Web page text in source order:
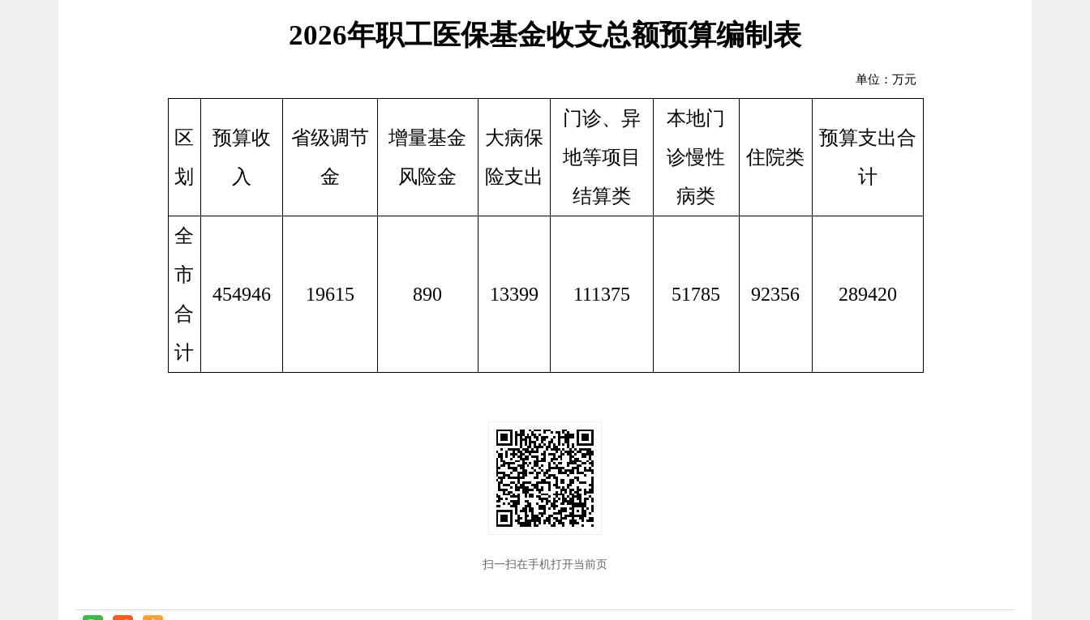
2026年职工医保基金收支总额预算编制表
单位：万元
区
划
预算收
入
省级调节
金
增量基金
风险金
大病保
险支出
门诊、异
地等项目
结算类
本地门
诊慢性
病类
住院类
预算支出合
计
全
市
合
计
454946 19615 890 13399 111375 51785 92356 289420
扫一扫在手机打开当前页